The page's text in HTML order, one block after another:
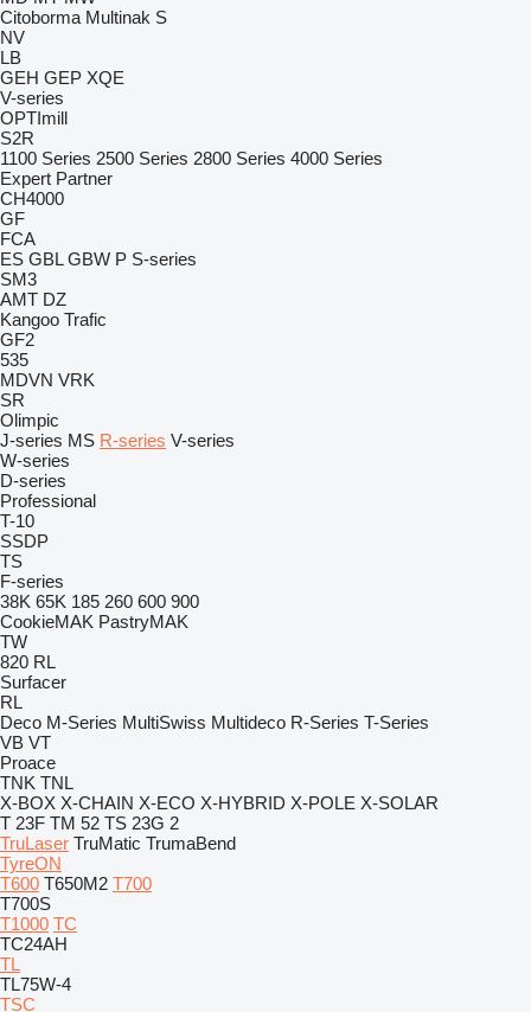
Citoborma Multinak S
NV
LB
GEH GEP XQE
V-series
OPTImill
S2R
1100 Series 2500 Series 2800 Series 4000 Series
Expert Partner
CH4000
GF
FCA
ES GBL GBW P S-series
SM3
AMT DZ
Kangoo Trafic
GF2
535
MDVN VRK
SR
Olimpic
J-series MS R-series V-series
W-series
D-series
Professional
T-10
SSDP
TS
F-series
38K 65K 185 260 600 900
CookieMAK PastryMAK
TW
820 RL
Surfacer
RL
Deco M-Series MultiSwiss Multideco R-Series T-Series
VB VT
Proace
TNK TNL
X-BOX X-CHAIN X-ECO X-HYBRID X-POLE X-SOLAR
T 23F TM 52 TS 23G 2
TruLaser TruMatic TrumaBend
TyreON
T600 T650M2 T700
T700S
T1000 TC
TC24AH
TL
TL75W-4
TSC